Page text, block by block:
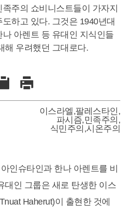
주의 쇼비니스트들이 가자지
하고 있다. 그것은 1940년대
아렌트 등 유대인 지식인들
해 우려했던 그대로다.
이스라엘,팔레스타인 ,
파시즘,민족주의 ,
식민주의 ,시온주의
인슈타인과 한나 아렌트를 비
대인 그룹은 새로 탄생한 이스
Haherut)이 출현한 것에